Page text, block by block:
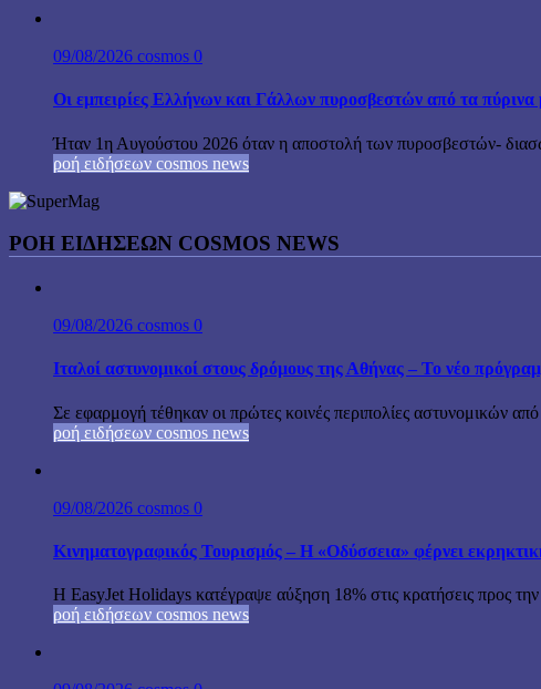
09/08/2026 cosmos 0
Οι εμπειρίες Ελλήνων και Γάλλων πυροσβεστών από τα
Ήταν 1η Αυγούστου 2026 όταν η αποστολή των πυροσβεστών-
ροή ειδήσεων cosmos news
ΡΟΉ ΕΙΔΉΣΕΩΝ COSMOS NEWS
09/08/2026 cosmos 0
Ιταλοί αστυνομικοί στους δρόμους της Αθήνας – Το νέο
Σε εφαρμογή τέθηκαν οι πρώτες κοινές περιπολίες αστυνομικών
ροή ειδήσεων cosmos news
09/08/2026 cosmos 0
Κινηματογραφικός Τουρισμός – Η «Οδύσσεια» φέρνει
Η EasyJet Holidays κατέγραψε αύξηση 18% στις κρατήσεις προς
ροή ειδήσεων cosmos news